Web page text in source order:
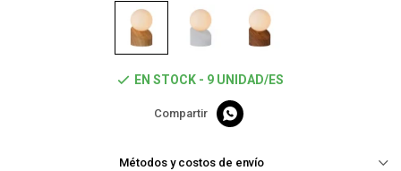
EN STOCK - 9 UNIDAD/ES

Métodos y costos de envío